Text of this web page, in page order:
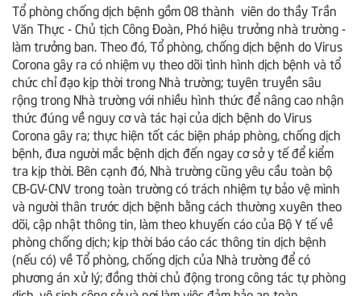
Tổ phòng chống dịch bệnh gồm 08 thành viên do thầy Trần
Văn Thực - Chủ tịch Công Đoàn, Phó hiệu trưởng nhà trường -
làm trưởng ban. Theo đó, Tổ phòng, chống dịch bệnh do Virus
Corona gây ra có nhiệm vụ theo dõi tình hình dịch bệnh và tổ
chức chỉ đạo kịp thời trong Nhà trường; tuyên truyền sâu
rộng trong Nhà trường với nhiều hình thức để nâng cao nhận
thức đúng về nguy cơ và tác hại của dịch bệnh do Virus
Corona gây ra; thực hiện tốt các biện pháp phòng, chống dịch
bệnh, đưa người mắc bệnh dịch đến ngay cơ sở y tế để kiểm
tra kịp thời. Bên cạnh đó, Nhà trường cũng yêu cầu toàn bộ
CB-GV-CNV trong toàn trường có trách nhiệm tự bảo vệ mình
và người thân trước dịch bệnh bằng cách thường xuyên theo
dõi, cập nhật thông tin, làm theo khuyến cáo của Bộ Y tế về
phòng chống dịch; kịp thời báo cáo các thông tin dịch bệnh
(nếu có) về Tổ phòng, chống dịch của Nhà trường để có
phương án xử lý; đồng thời chủ động trong công tác tự phòng